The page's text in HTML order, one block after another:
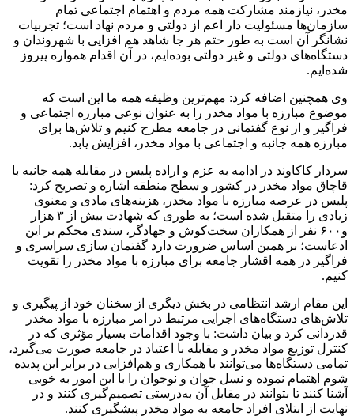
مخدر، نیازمند مشارکت همه مردم و اهتمام اجتماعی تمام
سازمان‌ها مسئولیت دار اعم از دولتی و مردم نهاد است؛ تجربیات
نشانگر آن است به طور حتم هر جا شاهد هم افزایی با شهروندان و
دستگاه‌های دولتی و غیر دولتی بوده‌ایم، در آن اقدام همواره پیروز
شده‌ایم.
وی همچنین اضافه کرد: مهم‌ترین وظیفه همه ما این است که
موضوع مبارزه با مواد مخدر را به عنوان نوعی مبارزه اجتماعی و
فراگیر و از نوع گفتمانی در جامعه مطرح کنیم و تلاش‌ها برای
مبارزه همه جانبه و اجتماعی با مواد مخدر، افزایش یابد.
سردار کاکاوند در ادامه به عزم و اراده پلیس در مقابله همه جانبه با
قاچاق مواد مخدر در کشور و سطح منطقه اشاره و تصریح کرد:
پلیس در عرصه مبارزه با مواد مخدر، هزینه‌های مادی و معنوی
زیادی را متقبل شده است؛ به طوری که شهادت بیش از ۳ هزار
و۶۰۰ نفر از همکاران سخت‌کوش و جهادگر، سندی محکم بر این
ادعاست؛ بر همین اساس ضرورت دارد گفتمان سازی سراسری و
فراگیر در همه اقشار جامعه برای مبارزه با مواد مخدر را تقویت
کنیم.
این مقام ارشد انتظامی در بخش دیگری از سخنان خود از پیگیری و
تلاش‌های دستگاه‌های اجرایی مرتبط در امر مبارزه با مواد مخدر
قدردانی کرد و بیان داشت: با وجود اقدامات بسیار مؤثری که در
کنترل توزیع مواد مخدر و مقابله با اعتیاد در جامعه صورت می‌گیرد،
تمامی دستگاه‌ها می‌توانند با همکاری و هم‌افزایی در برابر این پدیده
شوم اهتمام نموده و نسل جوان و نوجوان را با این امور به خوبی
آشنا کنند تا بتوانند در مقابل آن به‌درستی تصمیم‌گیری کنند و در
نهایت از ابتلای افراد جامعه به مواد مخدر پیشگیری کنند.